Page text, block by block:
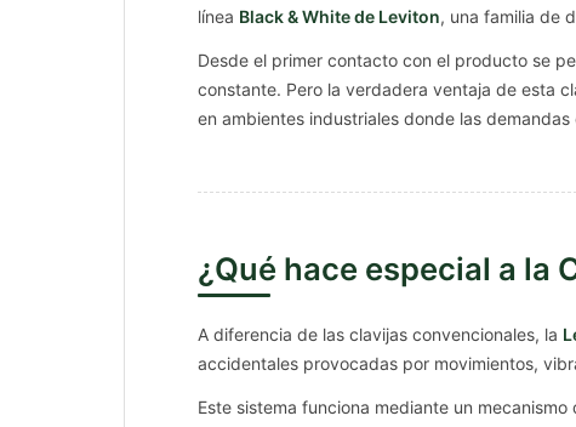
línea Black & White de Leviton, una familia de
Desde el primer contacto con el producto se
constante. Pero la verdadera ventaja de esta
en ambientes industriales donde las
¿Qué hace especial a la
A diferencia de las clavijas convencionales, la
accidentales provocadas por movimientos,
Este sistema funciona mediante un